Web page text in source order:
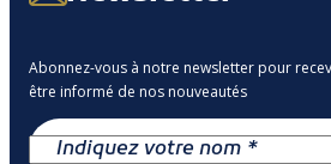
Abonnez-vous à notre newsletter pour
être informé de nos nouveautés